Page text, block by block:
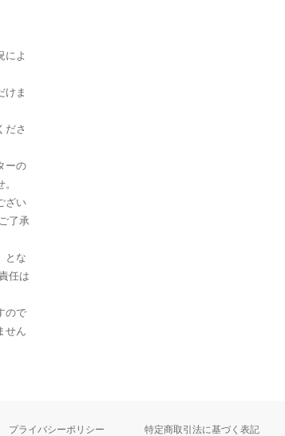
によ
けま
ださ
ーの
ざい
了承
とな
任は
ので
せん
プライバシーポリシー 特定商取引法に基づく表記